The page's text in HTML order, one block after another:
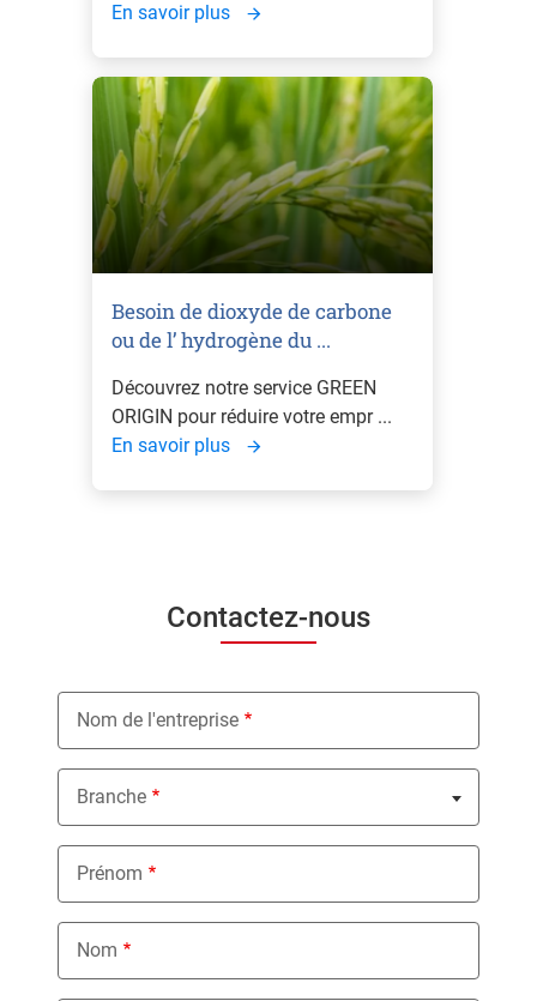
En savoir plus
Besoin de dioxyde de carbone
ou de l’ hydrogène du ...
Découvrez notre service GREEN
ORIGIN pour réduire votre empr ...
En savoir plus
Contactez-nous
Nom de l'entreprise
Branche
Nothing selected
Prénom
Nom